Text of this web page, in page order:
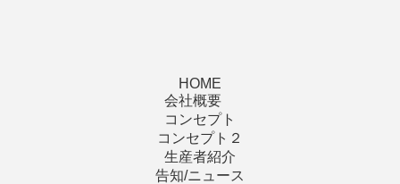
HOME
会社概要
コンセプト
コンセプト２
生産者紹介
告知/ニュース